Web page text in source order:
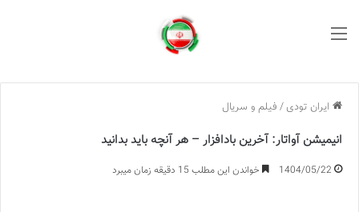
ایران تودی / فیلم و سریال
انیمیشن آواتار: آخرین بادافزار – هر آنچه باید بدانید
1404/05/22 خواندن این مطلب 15 دقیقه زمان میبرد